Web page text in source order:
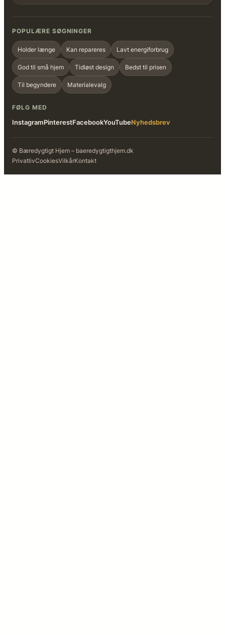
POPULÆRE SØGNINGER
Holder længe Kan repareres Lavt energiforbrug
God til små hjem Tidløst design Bedst til prisen
Til begyndere Materialevalg
FØLG MED
InstagramPinterestFacebookYouTubeNyhedsbrev
© Bæredygtigt Hjem – baeredygtigthjem.dk
PrivatlivCookiesVilkårKontakt